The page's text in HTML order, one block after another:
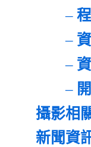
攝影相
新聞資